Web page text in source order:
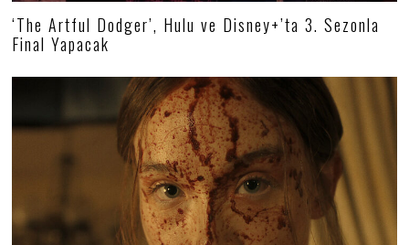
‘The Artful Dodger’, Hulu ve Disney+’ta 3. Sezonla
Final Yapacak